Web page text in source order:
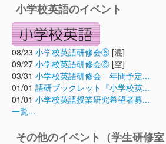
小学校英語のイベント
08/23 小学校英語研修会⑤ [混]
09/27 小学校英語研修会⑥ [空]
03/31 小学校英語研修会 年間予定...
01/01 語研ブックレット『小学校英...
01/01 小学校英語授業研究希望者募...
一覧...
その他のイベント（学生研修